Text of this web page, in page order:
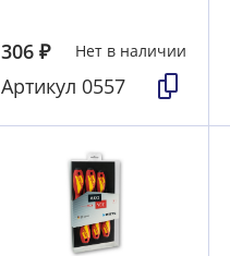
306 ₽ Нет в наличии
Артикул 0557